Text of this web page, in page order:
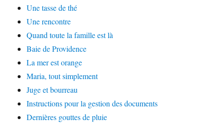
Une tasse de thé
Une rencontre
Quand toute la famille est là
Baie de Providence
La mer est orange
Maria, tout simplement
Juge et bourreau
Instructions pour la gestion des documents
Dernières gouttes de pluie